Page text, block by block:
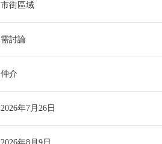
市街區域
需討論
仲介
2026年7月26日